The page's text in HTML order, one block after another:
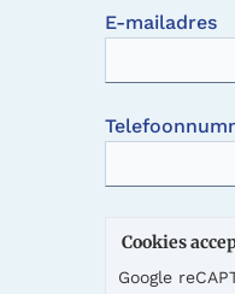
E-mailadres
Cookies
Google